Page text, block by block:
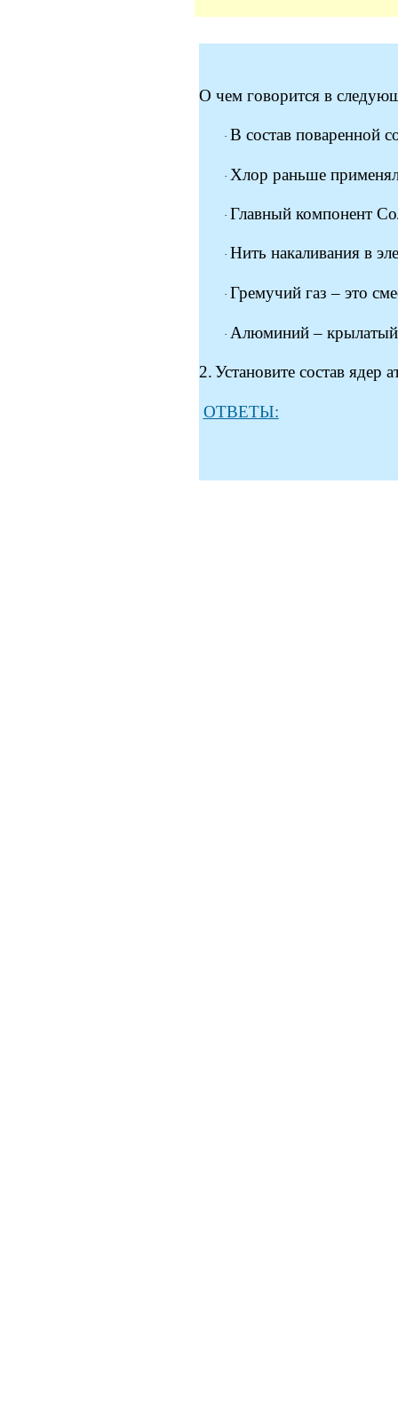
О чем говорится в
· В состав поваренной
· Хлор раньше
· Главный компонент
· Нить накаливания в
· Гремучий газ – это
· Алюминий – крылатый
2.Установите
ОТВЕТЫ: